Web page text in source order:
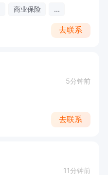
商业保险 ...
去联系
5分钟前
去联系
11分钟前